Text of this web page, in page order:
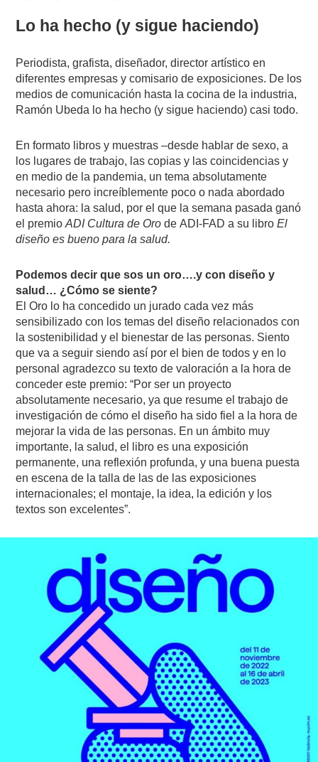
Lo ha hecho (y sigue haciendo)
Periodista, grafista, diseñador, director artístico en
diferentes empresas y comisario de exposiciones. De los
medios de comunicación hasta la cocina de la industria,
Ramón Ubeda lo ha hecho (y sigue haciendo) casi todo.
En formato libros y muestras –desde hablar de sexo, a
los lugares de trabajo, las copias y las coincidencias y
en medio de la pandemia, un tema absolutamente
necesario pero increíblemente poco o nada abordado
hasta ahora: la salud, por el que la semana pasada ganó
el premioADI Cultura de Oro de ADI-FAD a su libroEl
diseño es bueno para la salud.
Podemos decir que sos un oro….y con diseño y
salud… ¿Cómo se siente?
El Oro lo ha concedido un jurado cada vez más
sensibilizado con los temas del diseño relacionados con
la sostenibilidad y el bienestar de las personas. Siento
que va a seguir siendo así por el bien de todos y en lo
personal agradezco su texto de valoración a la hora de
conceder este premio: “Por ser un proyecto
absolutamente necesario, ya que resume el trabajo de
investigación de cómo el diseño ha sido fiel a la hora de
mejorar la vida de las personas. En un ámbito muy
importante, la salud, el libro es una exposición
permanente, una reflexión profunda, y una buena puesta
en escena de la talla de las de las exposiciones
internacionales; el montaje, la idea, la edición y los
textos son excelentes”.